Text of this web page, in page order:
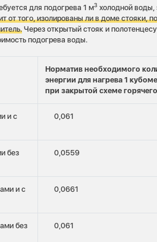
для подогрева 1 м3 холодной воды,
от того, изолированы ли в доме стояки,
Через открытый стояк и
подогрева воды.
Норматив необходимого
энергии для нагрева 1
при закрытой схеме
и с
0,061
без
0,0559
и с
0,0661
без
0,061